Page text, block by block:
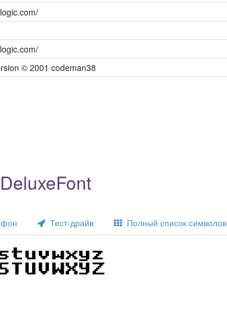
© 2001 codeman38
фон Тест-драйв Полный список символов